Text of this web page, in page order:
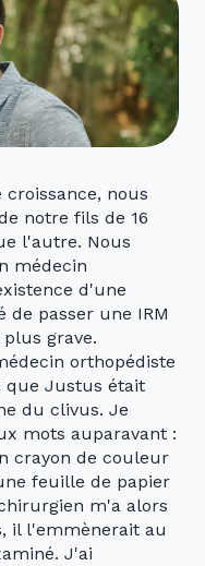
nous
notre fils de 16
l'autre. Nous
médecin
d'une
de passer une IRM
grave.
orthopédiste
que Justus était
du clivus. Je
mots auparavant :
crayon de couleur
feuille de papier
m'a alors
il l'emmènerait au
J'ai